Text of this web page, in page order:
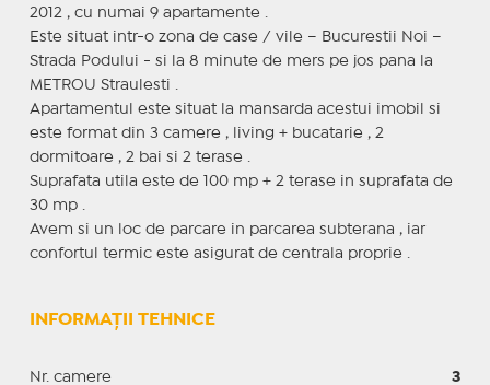
2012 , cu numai 9 apartamente .
Este situat intr-o zona de case / vile – Bucurestii Noi –
Strada Podului - si la 8 minute de mers pe jos pana la
METROU Straulesti .
Apartamentul este situat la mansarda acestui imobil si
este format din 3 camere , living + bucatarie , 2
dormitoare , 2 bai si 2 terase .
Suprafata utila este de 100 mp + 2 terase in suprafata de
30 mp .
Avem si un loc de parcare in parcarea subterana , iar
confortul termic este asigurat de centrala proprie .
INFORMAȚII TEHNICE
Nr. camere 3